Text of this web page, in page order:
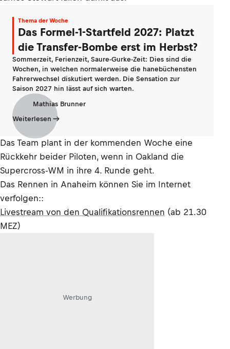
Thema der Woche
Das Formel-1-Startfeld 2027: Platzt
die Transfer-Bombe erst im Herbst?
Sommerzeit, Ferienzeit, Saure-Gurke-Zeit: Dies sind die
Wochen, in welchen normalerweise die hanebüchensten
Fahrerwechsel diskutiert werden. Die Sensation zur
Saison 2027 hin lässt auf sich warten.
Mathias Brunner
Weiterlesen
Das Team plant in der kommenden Woche eine
Rückkehr beider Piloten, wenn in Oakland die
Supercross-WM in ihre 4. Runde geht.
Das Rennen in Anaheim können Sie im Internet
verfolgen::
Livestream von den Qualifikationsrennen (ab 21.30
MEZ)
Werbung